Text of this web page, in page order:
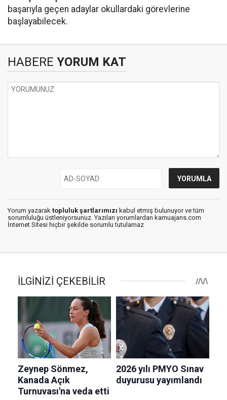
başarıyla geçen adaylar okullardaki görevlerine
başlayabilecek.
HABERE YORUM KAT
Yorum yazarak topluluk şartlarımızı kabul etmiş bulunuyor ve tüm
sorumluluğu üstleniyorsunuz. Yazılan yorumlardan kamuajans.com
İnternet Sitesi hiçbir şekilde sorumlu tutulamaz